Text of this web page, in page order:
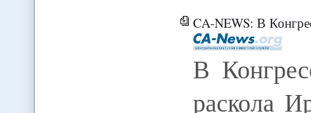
CA-NEWS: В
В
раскола